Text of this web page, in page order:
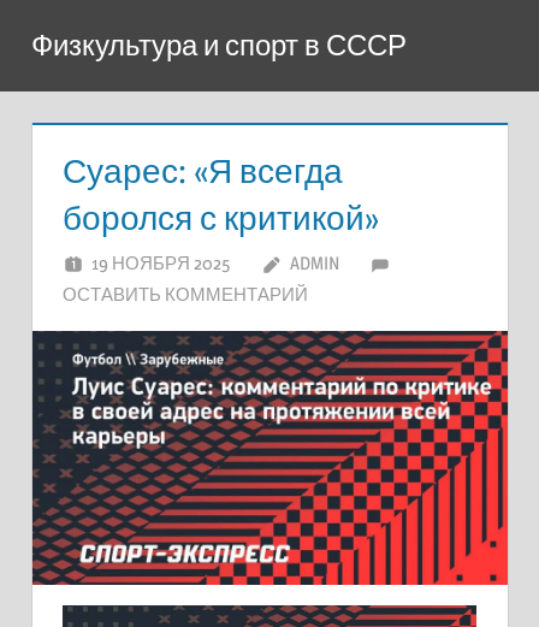
содержимому
Физкультура и спорт в СССР
Суарес: «Я всегда
боролся с критикой»
19 НОЯБРЯ 2025
ADMIN
ОСТАВИТЬ КОММЕНТАРИЙ